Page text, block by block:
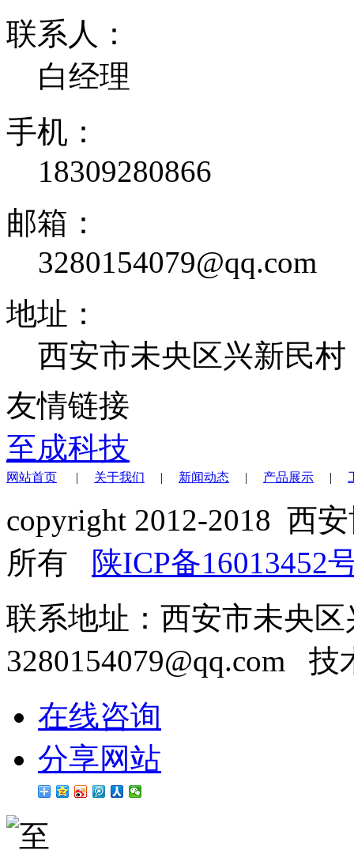
联系人：
白经理
手机：
18309280866
邮箱：
3280154079@qq.com
地址：
西安市未央区兴新民村
友情链接
至成科技
网站首页 | 关于我们 | 新闻动态 | 产品展示 |
copyright 2012-2018 西
所有 陕ICP备16013452
联系地址：西安市未央
3280154079@qq.com 技
在线咨询
分享网站